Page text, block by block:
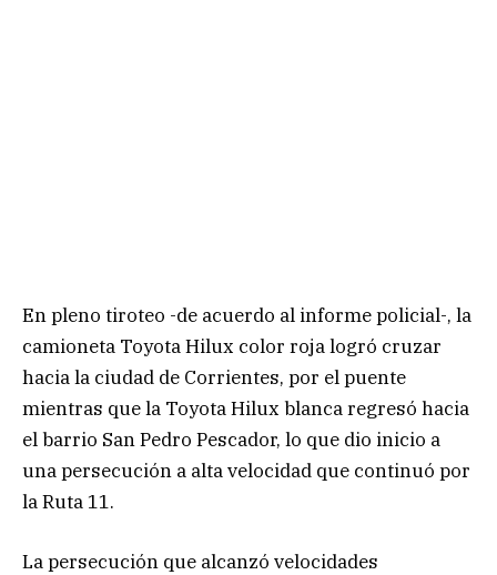
En pleno tiroteo -de acuerdo al informe policial-, la
camioneta Toyota Hilux color roja logró cruzar
hacia la ciudad de Corrientes, por el puente
mientras que la Toyota Hilux blanca regresó hacia
el barrio San Pedro Pescador, lo que dio inicio a
una persecución a alta velocidad que continuó por
la Ruta 11.
La persecución que alcanzó velocidades